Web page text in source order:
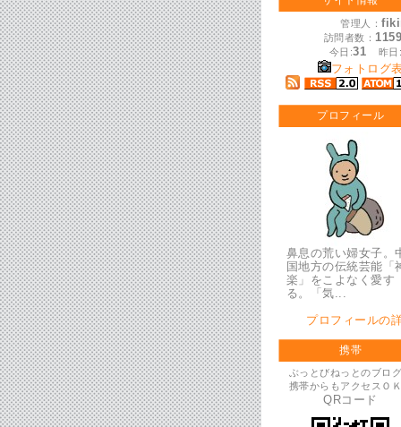
管理人：
訪問者数：
今日:31 昨日:
フォトログ
プロフィール
鼻息の荒い婦女子。
国地方の伝統芸能「
楽」をこよなく愛す
る。「気...
プロフィールの
携帯
ぶっとびねっとのブロ
携帯からもアクセスＯＫ
QRコード